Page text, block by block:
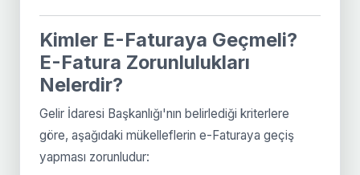
Kimler E-Faturaya Geçmeli?
E-Fatura Zorunlulukları
Nelerdir?
Gelir İdaresi Başkanlığı'nın belirlediği kriterlere
göre, aşağıdaki mükelleflerin e-Faturaya geçiş
yapması zorunludur: